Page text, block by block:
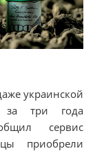
украинской
за три года
сервис
приобрели